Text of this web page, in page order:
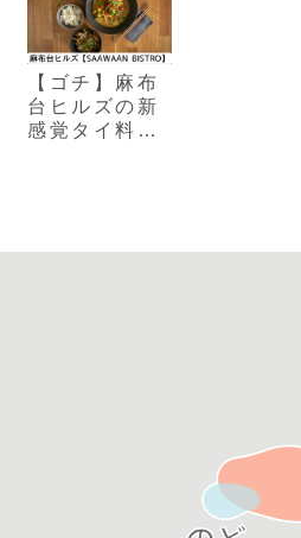
【ゴチ】麻布
台ヒルズの新
感覚タイ料理